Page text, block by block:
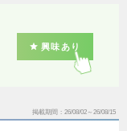
興味あり
掲載期間 26/08/02～26/08/15